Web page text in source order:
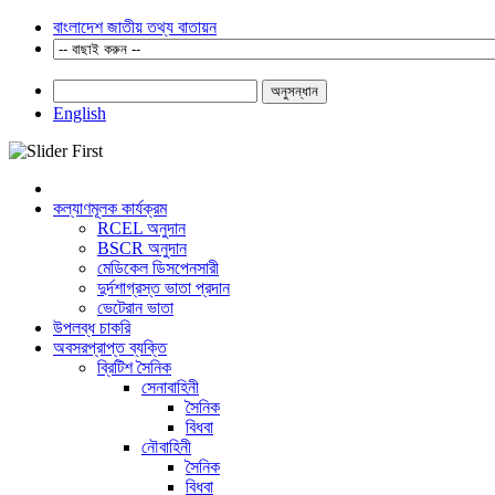
বাংলাদেশ জাতীয় তথ্য বাতায়ন
অনুসন্ধান
English
কল্যাণমূলক কার্যক্রম
RCEL অনুদান
BSCR অনুদান
মেডিকেল ডিসপেনসারী
দুর্দশাগ্রস্ত ভাতা প্রদান
ভেটেরান ভাতা
উপলব্ধ চাকরি
অবসরপ্রাপ্ত ব্যক্তি
ব্রিটিশ সৈনিক
সেনাবাহিনী
সৈনিক
বিধবা
নৌবাহিনী
সৈনিক
বিধবা